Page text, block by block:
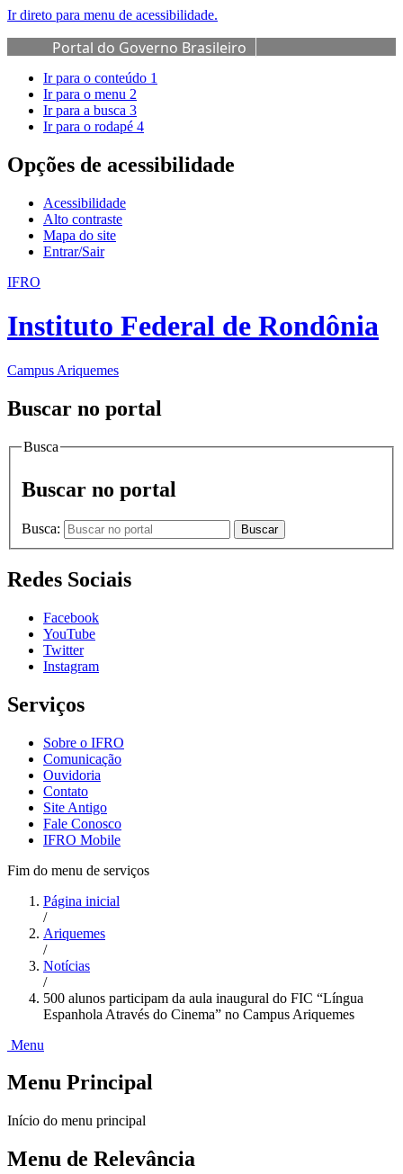
Ir direto para menu de acessibilidade.
Portal do Governo Brasileiro
Ir para o conteúdo 1
Ir para o menu 2
Ir para a busca 3
Ir para o rodapé 4
Opções de acessibilidade
Acessibilidade
Alto contraste
Mapa do site
Entrar/Sair
IFRO
Instituto Federal de Rondônia
Campus Ariquemes
Buscar no portal
Busca
Buscar no portal
Busca: Buscar
Redes Sociais
Facebook
YouTube
Twitter
Instagram
Serviços
Sobre o IFRO
Comunicação
Ouvidoria
Contato
Site Antigo
Fale Conosco
IFRO Mobile
Fim do menu de serviços
Página inicial
/
Ariquemes
/
Notícias
/
500 alunos participam da aula inaugural do FIC “Língua
Espanhola Através do Cinema” no Campus Ariquemes
Menu
Menu Principal
Início do menu principal
Menu de Relevância